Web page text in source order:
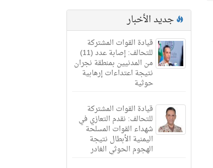
جديد الأخبار
قيادة القوات المشتركة
للتحالف: إصابة عدد (11)
من المدنيين بمنطقة نجران
نتيجة اعتداءات إرهابية
حوثية
قيادة القوات المشتركة
للتحالف: نقدم التعازي في
شهداء القوات المسلحة
اليمنية الأبطال نتيجة
الهجوم الحوثي الغادر